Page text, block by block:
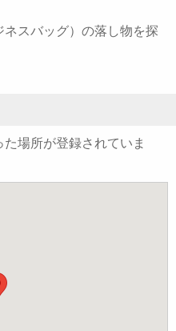
スバッグ）の落し物を探
場所が登録されていま